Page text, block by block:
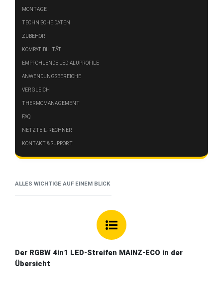
MONTAGE
TECHNISCHE DATEN
ZUBEHÖR
KOMPATIBILITÄT
EMPFOHLENDE LED-ALUPROFILE
ANWENDUNGSBEREICHE
VERGLEICH
THERMOMANAGEMENT
FAQ
NETZTEIL-RECHNER
KONTAKT & SUPPORT
ALLES WICHTIGE AUF EINEM BLICK
Der RGBW 4in1 LED-Streifen MAINZ-ECO in der
Übersicht